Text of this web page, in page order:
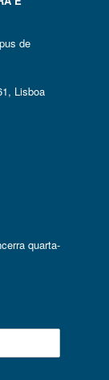
de
Lisboa
quarta-